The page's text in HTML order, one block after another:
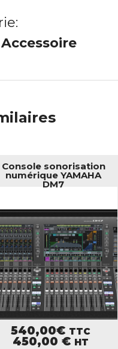
Console sonorisation
numérique YAMAHA
DM7
540,00€ TTC
450,00 € HT